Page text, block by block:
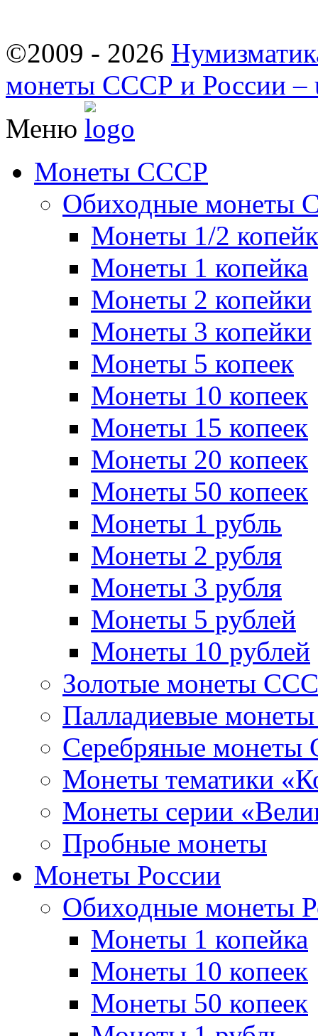
©2009 - 2026
монеты СССР и России –
Меню
Монеты СССР
Обиходные монеты
Монеты 1/2
Монеты 1 копейка
Монеты 2 копейки
Монеты 3 копейки
Монеты 5 копеек
Монеты 10 копеек
Монеты 15 копеек
Монеты 20 копеек
Монеты 50 копеек
Монеты 1 рубль
Монеты 2 рубля
Монеты 3 рубля
Монеты 5 рублей
Монеты 10 рублей
Золотые монеты
Палладиевые
Серебряные монеты
Монеты тематики
Монеты серии
Пробные монеты
Монеты России
Обиходные монеты
Монеты 1 копейка
Монеты 10 копеек
Монеты 50 копеек